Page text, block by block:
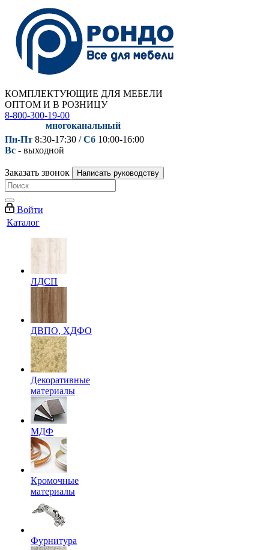
КОМПЛЕКТУЮЩИЕ ДЛЯ МЕБЕЛИ
ОПТОМ И В РОЗНИЦУ
8-800-300-19-00
многоканальный
Пн-Пт 8:30-17:30 /Сб 10:00-16:00
Вс - выходной
Заказать звонок Написать руководству
Войти
Каталог
ЛДСП
ДВПО, ХДФО
Декоративные
материалы
МДФ
Кромочные
материалы
Фурнитура